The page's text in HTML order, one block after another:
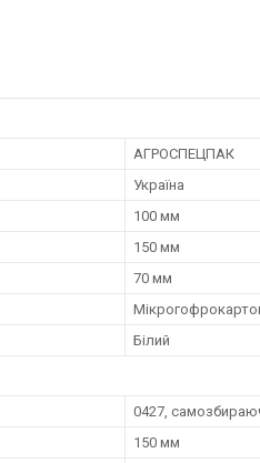
АГРОСПЕЦПАК
Україна
100 мм
150 мм
70 мм
Білий
0427,
150 мм